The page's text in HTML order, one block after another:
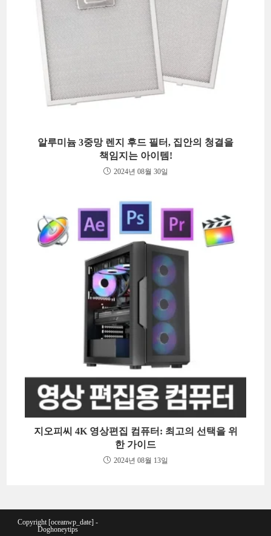
알루미늄 3중망 렌지 후드 필터, 집안의 청결을
책임지는 아이템!
2024년 08월 30일
지오피씨 4K 영상편집 컴퓨터: 최고의 선택을 위
한 가이드
2024년 08월 13일
Copyright [oceanwp_date] -
Doghoneytips